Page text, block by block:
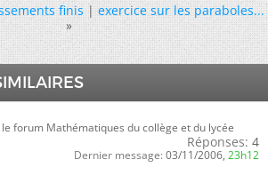
finis|exercice sur les paraboles...
»
forum Mathématiques du collège et du lycée
Réponses: 4
Dernier message: 03/11/2006, 23h12